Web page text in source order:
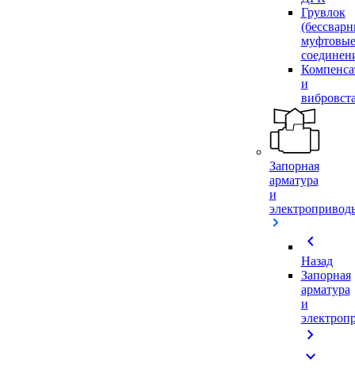
Грувлок
муфтовые
и
Запорная
арматура
и
chevron_left
Назад
Запорная
арматура
и
chevron_right
expand_more